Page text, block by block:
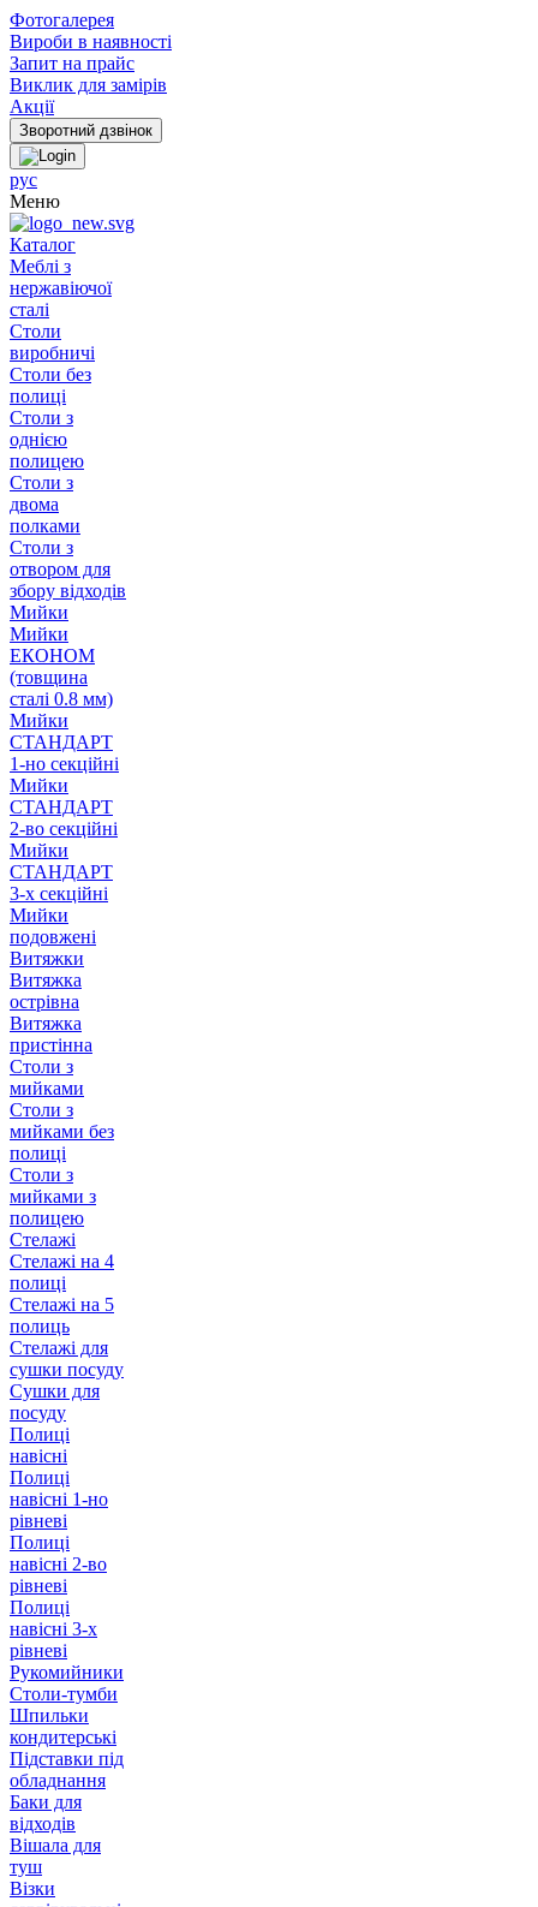
Фотогалерея
Вироби в наявності
Запит на прайс
Виклик для замірів
Акції
рус
Меню
Каталог
Меблі з
нержавіючої
сталі
Столи
виробничі
Столи без
полиці
Столи з
однією
полицею
Столи з
двома
полками
Столи з
отвором для
збору відходів
Мийки
Мийки
ЕКОНОМ
(товщина
сталі 0.8 мм)
Мийки
СТАНДАРТ
1-но секційні
Мийки
СТАНДАРТ
2-во секційні
Мийки
СТАНДАРТ
3-х секційні
Мийки
подовжені
Витяжки
Витяжка
острівна
Витяжка
пристінна
Столи з
мийками
Столи з
мийками без
полиці
Столи з
мийками з
полицею
Стелажі
Стелажі на 4
полиці
Стелажі на 5
полиць
Стелажі для
сушки посуду
Сушки для
посуду
Полиці
навісні
Полиці
навісні 1-но
рівневі
Полиці
навісні 2-во
рівневі
Полиці
навісні 3-х
рівневі
Рукомийники
Столи-тумби
Шпильки
кондитерські
Підставки під
обладнання
Баки для
відходів
Вішала для
туш
Візки